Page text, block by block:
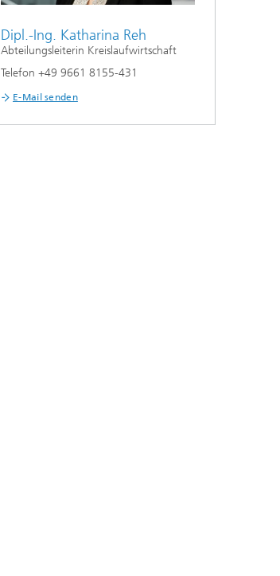
Dipl.-Ing. Katharina Reh
Abteilungsleiterin Kreislaufwirtschaft
Telefon +49 9661 8155-431
E-Mail senden